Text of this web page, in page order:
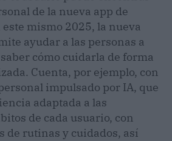
de la nueva app de
mismo 2025, la nueva
ayudar a las personas a
cómo cuidarla de forma
Cuenta, por ejemplo, con
impulsado por IA, que
adaptada a las
de cada usuario, con
de rutinas y cuidados, así